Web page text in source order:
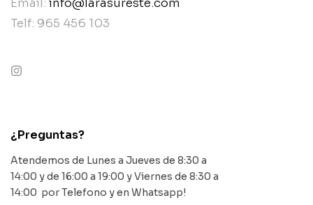
Email: info@larasureste.com
Telf: 965 456 103
¿Preguntas?
Atendemos de Lunes a Jueves de 8:30 a
14:00 y de 16:00 a 19:00 y Viernes de 8:30 a
14:00 por Telefono y en Whatsapp!